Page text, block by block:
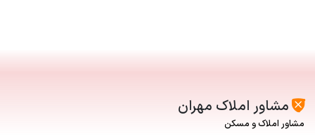
مشاور املاک مهران
مشاور املاک و مسکن